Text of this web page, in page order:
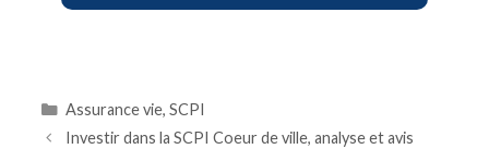
Assurance vie, SCPI
Investir dans la SCPI Coeur de ville, analyse et avis